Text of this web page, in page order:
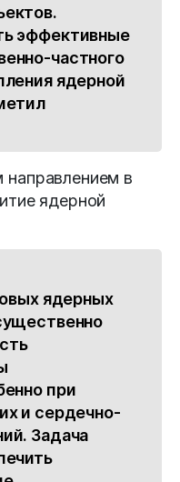
эффективные
частного
ядерной
в
ядерной
ядерных
при
и сердечно-
Задача